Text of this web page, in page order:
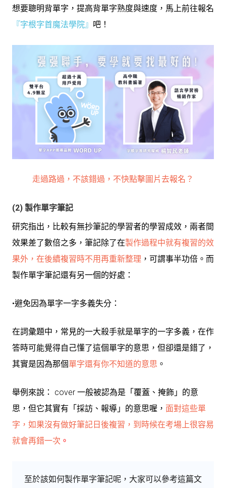
想要聰明背單字，提高背單字熟度與速度，馬上前往報名
『字根字首魔法學院』 吧！
走過路過，不該錯過，不快點擊圖片去報名？
(2) 製作單字筆記
研究指出，比較有無抄筆記的學習者的學習成效，兩者間
效果差了數倍之多，筆記除了在製作過程中就有複習的效
果外，在後續複習時不用再重新整理 ，可謂事半功倍。而
製作單字筆記還有另一個的好處：
•避免因為單字一字多義失分：
在詞彙題中，常見的一大殺手就是單字的一字多義，在作
答時可能覺得自己懂了這個單字的意思，但卻還是錯了，
其實是因為那個單字還有你不知道的意思 。
舉例來說： cover 一般被認為是「覆蓋、掩飾」的意
思，但它其實有「採訪、報導」的意思喔， 面對這些單
字，如果沒有做好筆記日後複習， 到時候在考場上很容易
就會再錯一次 。
至於該如何製作單字筆記呢，大家可以參考這篇文